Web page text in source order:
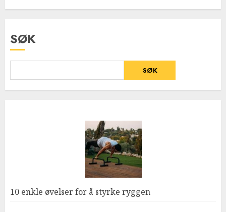
SØK
SØK
10 enkle øvelser for å styrke ryggen